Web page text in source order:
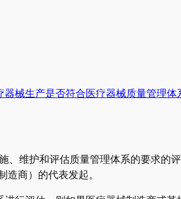
械生产是否符合医疗器械质量管理体
维护和评估质量管理体系的要求的
商）的代表发起。